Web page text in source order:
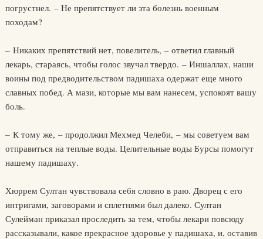
погрустнел. – Не препятствует ли эта болезнь военным
походам?
– Никаких препятствий нет, повелитель, – ответил главный
лекарь, стараясь, чтобы голос звучал твердо. – Иншаллах, наши
воины под предводительством падишаха одержат еще много
славных побед. А мази, которые мы вам нанесем, успокоят вашу
боль.
– К тому же, – продолжил Мехмед Челеби, – мы советуем вам
отправиться на теплые воды. Целительные воды Бурсы помогут
нашему падишаху.
Хюррем Султан чувствовала себя словно в раю. Дворец с его
интригами, заговорами и сплетнями был далеко. Султан
Сулейман приказал проследить за тем, чтобы лекари повсюду
рассказывали, какое прекрасное здоровье у падишаха, и, оставив